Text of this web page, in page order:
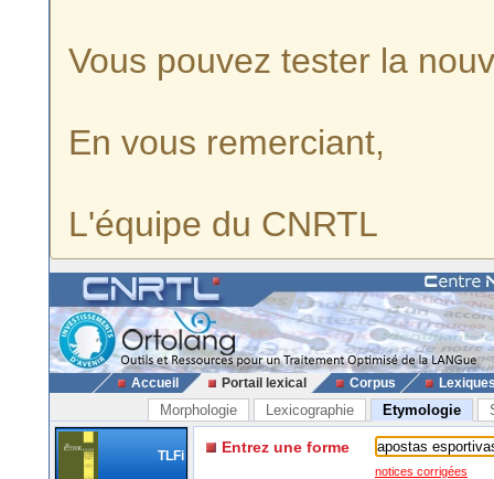
Vous pouvez tester la
En vous remerciant,
L'équipe du CNRTL
Accueil Portail lexical Corpus
Morphologie Lexicographie Etymologie
TLFi Entrez une forme
notices corrigées